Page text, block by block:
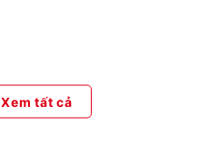
Xem tất cả